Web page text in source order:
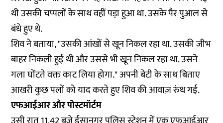
थी उसकी चप्पलों के साथ वहीं पड़ा हुआ था. उसके पैर पुआल से
बंधे हुए थे.
शिव ने बताया, "उसकी आंखों से खून निकल रहा था. उसकी जीभ
बाहर निकली हुई थी और उससे भी खून निकल रहा था. उसने
गला घोंटते वक्त काट लिया होगा." अपनी बेटी के साथ बिताए
आखरी कुछ पलों को याद करते हुए शिव की आवाज़ रुंध गई.
एफआईआर और पोस्टमॉर्टम